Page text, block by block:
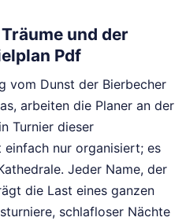
und der
Pdf
vom Dunst der Bierbecher
arbeiten die Planer an der
Turnier dieser
nur organisiert; es
Jeder Name, der
die Last eines ganzen
schlafloser Nächte